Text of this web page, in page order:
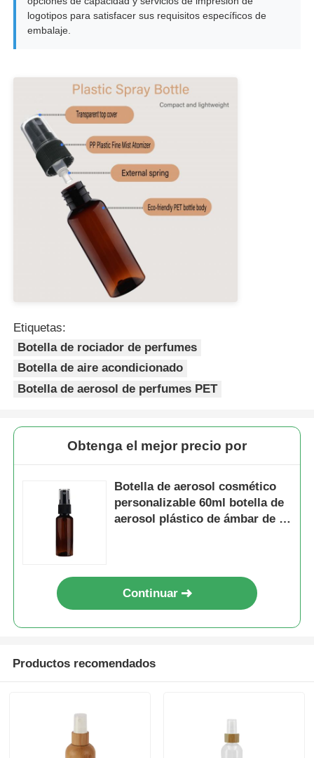
tapa de plástico
Bomba de la loción del tornillo
Bomba de bloqueo izquierda derecha
La bomba de loción de bloqueo de clips
Bomba del dispensador del jarabe
Rociador fino de la niebla
rociador nasal
rociador del disparador
logotipos para satisfacer sus requisitos específicos de
embalaje.
Etiquetas:
Botella de rociador de perfumes
Botella de aire acondicionado
Botella de aerosol de perfumes PET
Obtenga el mejor precio por
Botella de aerosol cosmético
personalizable 60ml botella de
aerosol plástico de ámbar de 2
Continuar
Productos recomendados